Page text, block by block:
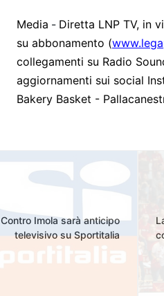
Media - Diretta LNP TV, in
su abbonamento (
collegamenti su Radio
aggiornamenti sui social
Bakery Basket -
Contro Imola sarà anticipo
televisivo su Sportitalia